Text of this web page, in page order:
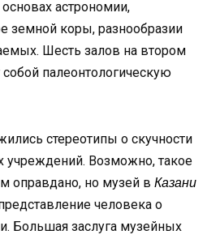
астрономии,
земной коры, разнообразии
Шесть залов на втором
палеонтологическую
стереотипы о скучности
учреждений. Возможно, такое
оправдано, но музей в Казани
человека о
Большая заслуга музейных